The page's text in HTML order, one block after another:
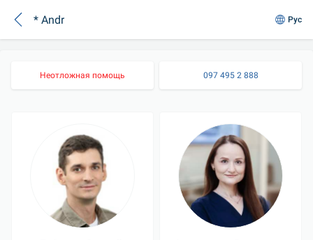
* Andr Рус
Неотложная помощь 097 495 2 888